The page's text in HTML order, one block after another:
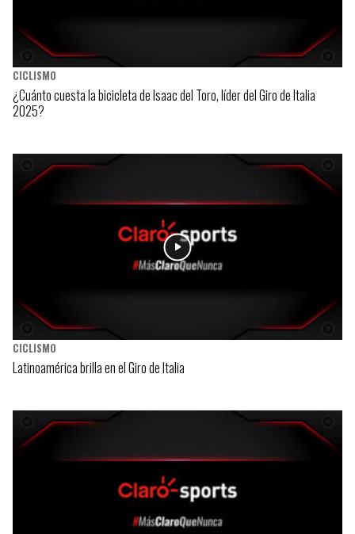
CICLISMO
¿Cuánto cuesta la bicicleta de Isaac del Toro, líder del Giro de Italia
2025?
CICLISMO
Latinoamérica brilla en el Giro de Italia